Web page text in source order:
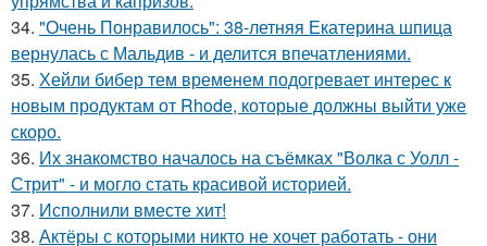
34. "Очень Понравилось": 38-летняя Екатерина шпица
вернулась с Мальдив - и делится впечатлениями.
35. Хейли бибер тем временем подогревает интерес к
новым продуктам от Rhode, которые должны выйти уже
скоро.
36. Их знакомство началось на съёмках "Волка с Уолл -
Стрит" - и могло стать красивой историей.
37. Исполнили вместе хит!
38. Актёры с которыми никто не хочет работать - они